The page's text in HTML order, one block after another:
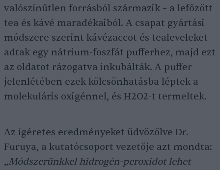
valószínűtlen forrásból származik – a lefőzött
tea és kávé maradékaiból. A csapat gyártási
módszere szerint kávézaccot és tealeveleket
adtak egy nátrium-foszfát pufferhez, majd ezt
az oldatot rázogatva inkubálták. A puffer
jelenlétében ezek kölcsönhatásba léptek a
molekuláris oxigénnel, és H2O2-t termeltek.
Az ígéretes eredményeket üdvözölve Dr.
Furuya, a kutatócsoport vezetője azt mondta:
„Módszerünkkel hidrogén-peroxidot lehet